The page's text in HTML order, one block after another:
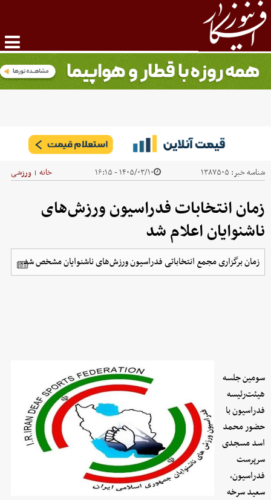
شناسه خبر: ۱۳۸۷۵۰۵ ۱۴۰۵/۰۳/۱۰ - ۱۶:۱۵ خانه | ورزشی
زمان انتخابات فدراسیون ورزش‌های
ناشنوایان اعلام شد
زمان برگزاری مجمع انتخاباتی فدراسیون ورزش‌های ناشنوایان مشخص شد.
سومین جلسه
هیئت‌رئیسه
فدراسیون با
حضور محمد
اسد مسجدی
سرپرست
فدراسیون،
سعید سرخه